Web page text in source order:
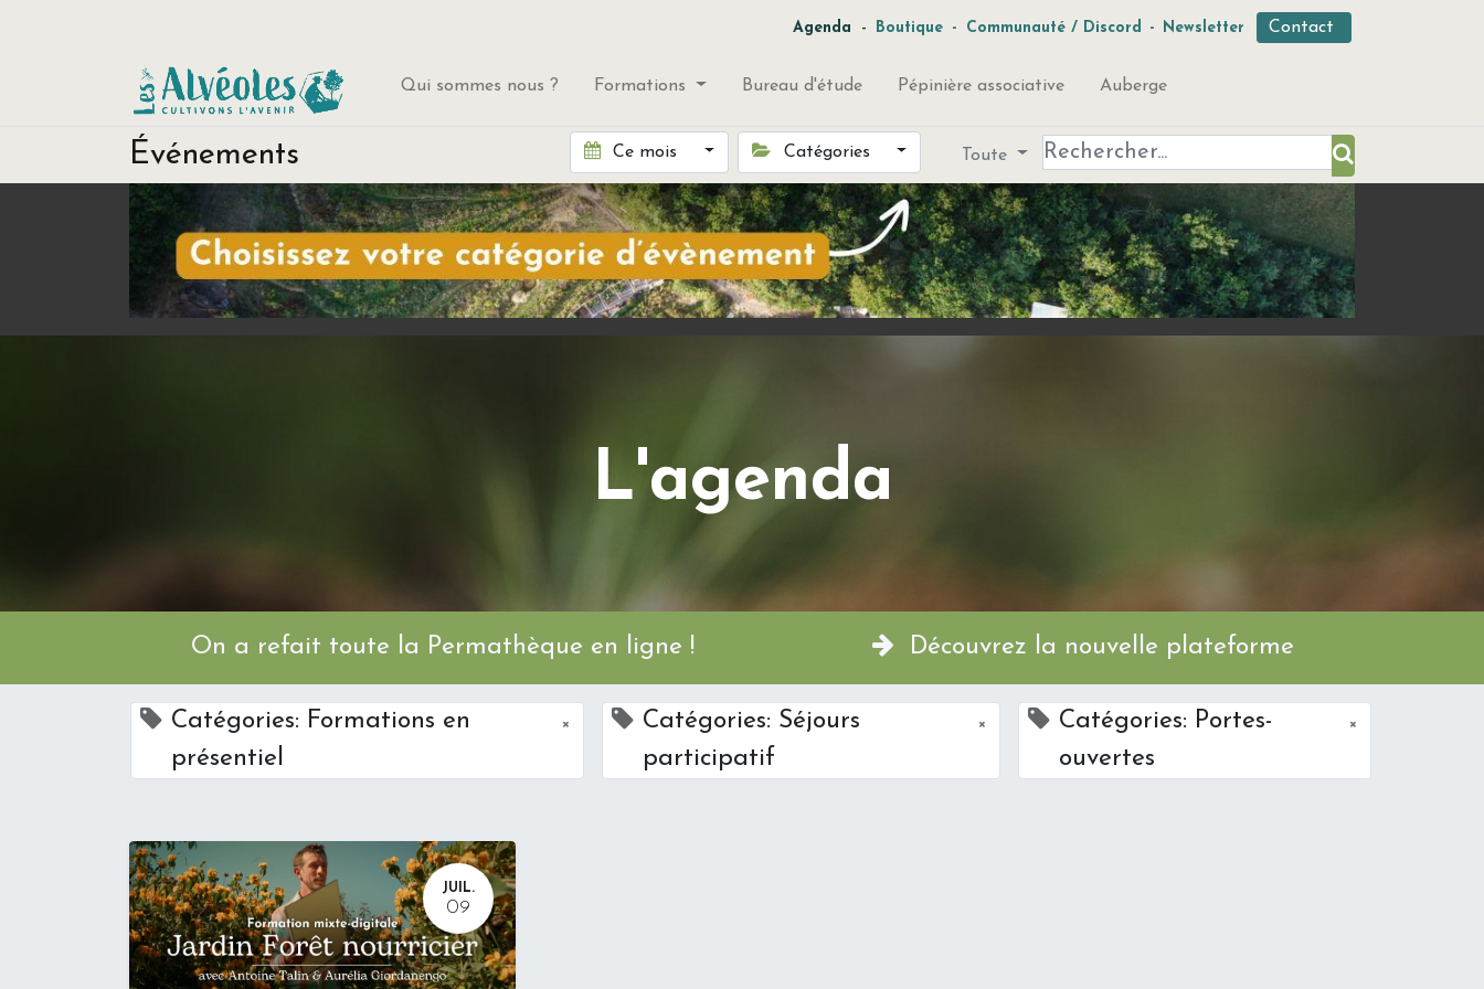
Agenda - Boutique - Communauté / Discord - Newsletter Contact
Qui sommes nous ? Formations Bureau d'étude Pépinière associative Auberge
Événements Ce mois Catégories Toute
L'agenda
On a refait toute la Permathèque en ligne ! Découvrez la nouvelle plateforme
Catégories: Formations en
présentiel
×
Catégories: Séjours
participatif
×
Catégories: Portes-
ouvertes
×
JUIL.
09